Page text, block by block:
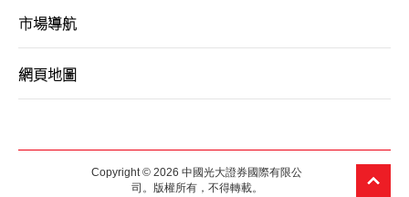
市場導航
網頁地圖
Copyright © 2026 中國光大證券國際有限公
司。版權所有，不得轉載。